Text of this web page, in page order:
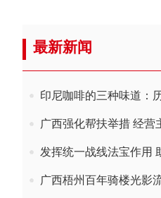
最新新闻
印尼咖啡的三种味道：
广西强化帮扶举措 经营
发挥统一战线法宝作用
广西梧州百年骑楼光影